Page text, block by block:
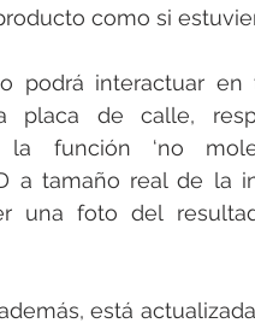
como si
podrá interactuar
placa de calle,
la función ‘no
a tamaño real de la
una foto del
está